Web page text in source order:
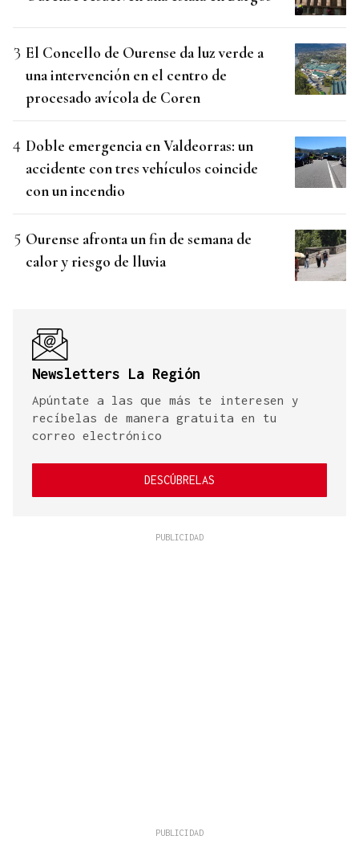
El Concello de Ourense da luz verde a
una intervención en el centro de
procesado avícola de Coren
Doble emergencia en Valdeorras: un
accidente con tres vehículos coincide
con un incendio
Ourense afronta un fin de semana de
calor y riesgo de lluvia
Newsletters La Región
Apúntate a las que más te interesen y
recíbelas de manera gratuita en tu
correo electrónico
DESCÚBRELAS